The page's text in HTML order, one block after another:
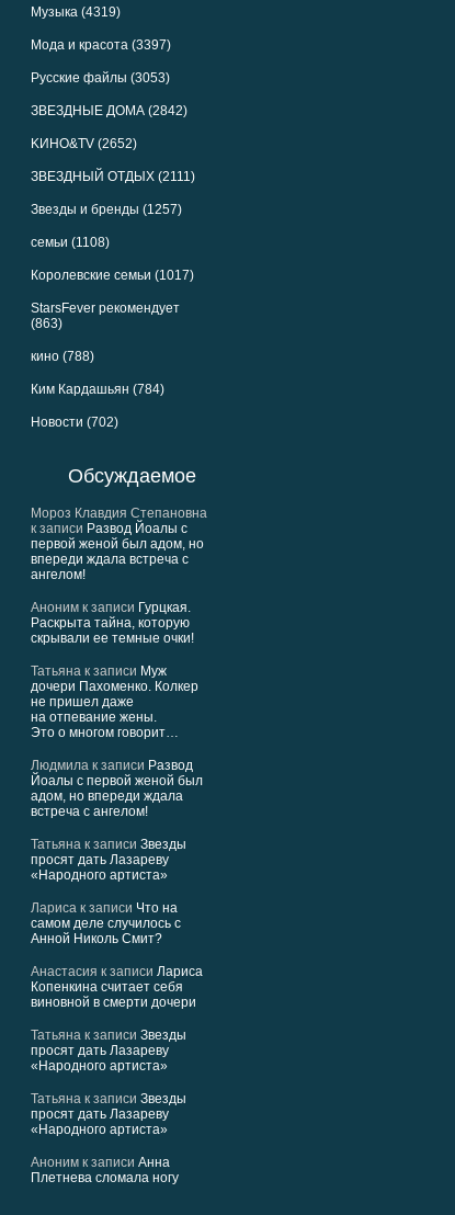
Музыка (4319)
Мода и красота (3397)
Русские файлы (3053)
ЗВЕЗДНЫЕ ДОМА (2842)
KИНО&TV (2652)
ЗВЕЗДНЫЙ ОТДЫХ (2111)
Звезды и бренды (1257)
семьи (1108)
Королевские семьи (1017)
StarsFever рекомендует
(863)
кино (788)
Ким Кардашьян (784)
Новости (702)
Обсуждаемое
Мороз Клавдия Степановна
к записи Развод Йоалы с
первой женой был адом, но
впереди ждала встреча с
ангелом!
Аноним к записи Гурцкая.
Раскрыта тайна, которую
скрывали ее темные очки!
Татьяна к записи Муж
дочери Пахоменко. Колкер
не пришел даже
на отпевание жены.
Это о многом говорит…
Людмила к записи Развод
Йоалы с первой женой был
адом, но впереди ждала
встреча с ангелом!
Татьяна к записи Звезды
просят дать Лазареву
«Народного артиста»
Лариса к записи Что на
самом деле случилось с
Анной Николь Смит?
Анастасия к записи Лариса
Копенкина считает себя
виновной в смерти дочери
Татьяна к записи Звезды
просят дать Лазареву
«Народного артиста»
Татьяна к записи Звезды
просят дать Лазареву
«Народного артиста»
Аноним к записи Анна
Плетнева сломала ногу